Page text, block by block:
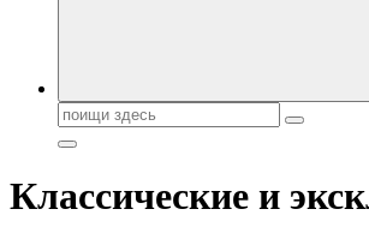
Поиск:
Классические и